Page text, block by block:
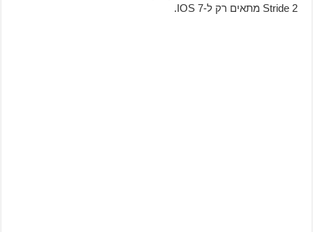
Stride 2 מתאים רק ל-IOS 7.